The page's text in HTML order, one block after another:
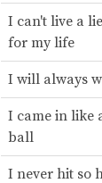
I can't live a
for my life
I will always
I came in like
ball
I never hit so